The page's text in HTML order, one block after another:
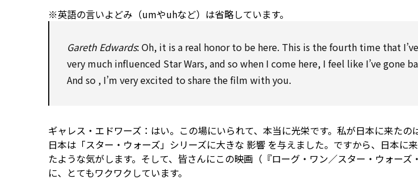
※英語の言いよどみ（umやuhなど）は省略しています。
Gareth Edwards: Oh, it is a real honorto be here. This is the fourth time that
very much influenced Star Wars, and sowhen I come here, I feel like I’ve gone
And so , I’m very excited toshare the film withyou.
ギャレス・エドワーズ：はい。この場にいられて、本当に光栄です。私が日本に来たの
日本は「スター・ウォーズ」シリーズに大きな 影響 を与えました。ですから、日本に
たような気がします。そして、皆さんにこの映画（『ローグ・ワン／スター・ウォー
に、とてもワクワクしています。